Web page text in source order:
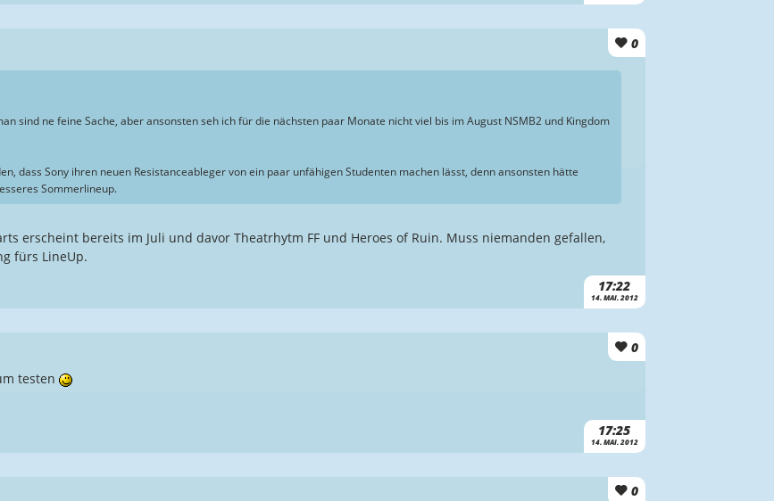
0
17:22
14. MAI. 2012
sind ne feine Sache, aber ansonsten seh ich für die nächsten paar Monate nicht viel bis im August NSMB2 und Kingdom
dass Sony ihren neuen Resistanceableger von ein paar unfähigen Studenten machen lässt, denn ansonsten hätte
Sommerlineup.
erscheint bereits im Juli und davor Theatrhytm FF und Heroes of Ruin. Muss niemanden gefallen,
fürs LineUp.
0
17:25
14. MAI. 2012
testen
0